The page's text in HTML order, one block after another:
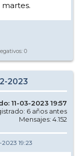
martes.
0
2023
11-03-2023 19:57
6 años antes
Mensajes: 4.152
2023 19:23